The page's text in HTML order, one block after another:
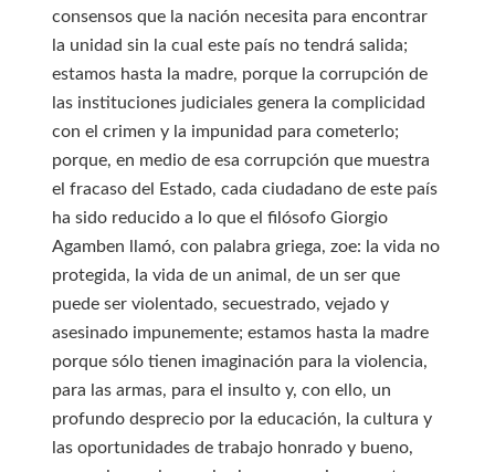
consensos que la nación necesita para encontrar
la unidad sin la cual este país no tendrá salida;
estamos hasta la madre, porque la corrupción de
las instituciones judiciales genera la complicidad
con el crimen y la impunidad para cometerlo;
porque, en medio de esa corrupción que muestra
el fracaso del Estado, cada ciudadano de este país
ha sido reducido a lo que el filósofo Giorgio
Agamben llamó, con palabra griega, zoe: la vida no
protegida, la vida de un animal, de un ser que
puede ser violentado, secuestrado, vejado y
asesinado impunemente; estamos hasta la madre
porque sólo tienen imaginación para la violencia,
para las armas, para el insulto y, con ello, un
profundo desprecio por la educación, la cultura y
las oportunidades de trabajo honrado y bueno,